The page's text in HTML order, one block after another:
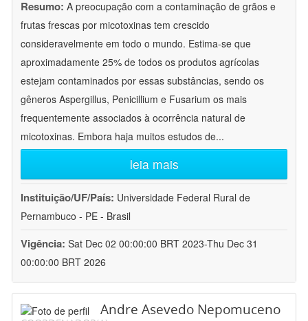
Resumo: A preocupação com a contaminação de grãos e
frutas frescas por micotoxinas tem crescido
consideravelmente em todo o mundo. Estima-se que
aproximadamente 25% de todos os produtos agrícolas
estejam contaminados por essas substâncias, sendo os
gêneros Aspergillus, Penicillium e Fusarium os mais
frequentemente associados à ocorrência natural de
micotoxinas. Embora haja muitos estudos de...
leia mais
Instituição/UF/País: Universidade Federal Rural de
Pernambuco - PE - Brasil
Vigência: Sat Dec 02 00:00:00 BRT 2023-Thu Dec 31
00:00:00 BRT 2026
Andre Asevedo Nepomuceno